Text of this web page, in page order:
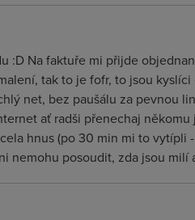
Na faktuře mi přijde
tak to je fofr, to jsou
net, bez paušálu za pevnou
ať radši přenechaj
hnus (po 30 min mi to vytípli
nemohu posoudit, zda jsou